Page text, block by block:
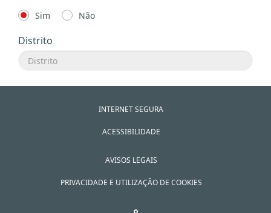
Sim Não
Distrito
INTERNET SEGURA
ACESSIBILIDADE
AVISOS LEGAIS
PRIVACIDADE E UTILIZAÇÃO DE COOKIES